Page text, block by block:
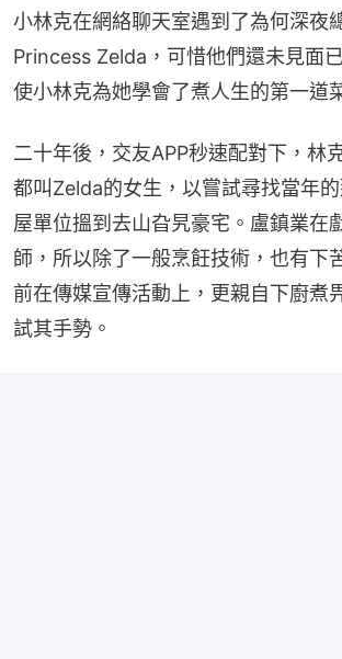
小林克在網絡聊天室遇到了為何深夜
Princess Zelda，可惜他們還未見面
使小林克為她學會了煮人生的第一道
二十年後，交友APP秒速配對下，林
都叫Zelda的女生，以嘗試尋找當年
屋單位搵到去山旮旯豪宅。盧鎮業在
師，所以除了一般烹飪技術，也有下
前在傳媒宣傳活動上，更親自下廚煮
試其手勢。